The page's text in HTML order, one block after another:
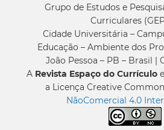
Grupo de Estudos e
Curriculares
Cidade Universitária –
Educação – Ambiente dos
João Pessoa – PB – Brasil |
A Revista Espaço do Currículo
a Licença Creative
NãoComercial 4.0